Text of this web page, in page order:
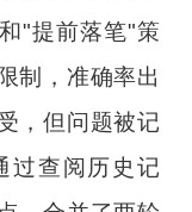
"提前落笔"策
制，准确率出
，但问题被记
过查阅历史记